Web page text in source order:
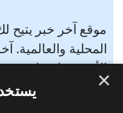
موقع آخر خبر يتيح
المحلية
الأردن، فلسطين،
عرب ٤٨،
من شتى المواضيع
×